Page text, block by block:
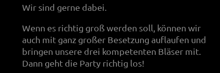
Wir sind gerne dabei.
Wenn es richtig groß werden soll, können wir
auch mit ganz großer Besetzung auflaufen und
bringen unsere drei kompetenten Bläser mit.
Dann geht die Party richtig los!